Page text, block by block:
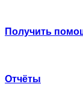
Получить
Отчёты